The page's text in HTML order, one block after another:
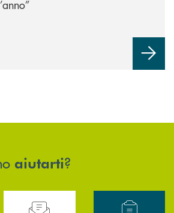
aiutarti?
delle filiali .
Hai bisogno di assistenza immediata?
Hai bisogno di